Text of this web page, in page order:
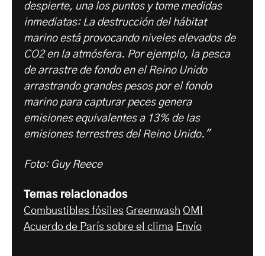
despierte, una los puntos y tome medidas
inmediatas: La destrucción del hábitat
marino está provocando niveles elevados de
CO2 en la atmósfera. Por ejemplo, la pesca
de arrastre de fondo en el Reino Unido
arrastrando grandes pesos por el fondo
marino para capturar peces genera
emisiones equivalentes a 13% de las
emisiones terrestres del Reino Unido."
Foto: Guy Reece
Temas relacionados
Combustibles fósiles Greenwash OMI
Acuerdo de París sobre el clima Envío